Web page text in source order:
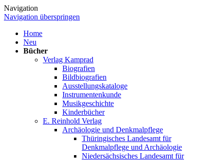
Navigation
Navigation überspringen
Home
Neu
Bücher
Verlag Kamprad
Biografien
Bildbiografien
Ausstellungskataloge
Instrumentenkunde
Musikgeschichte
Kinderbücher
E. Reinhold Verlag
Archäologie und Denkmalpflege
Thüringisches Landesamt für
Denkmalpflege und Archäologie
Niedersächsisches Landesamt für